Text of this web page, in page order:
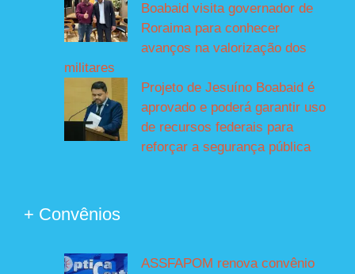
Boabaid visita governador de
Roraima para conhecer
avanços na valorização dos
militares
Projeto de Jesuíno Boabaid é
aprovado e poderá garantir uso
de recursos federais para
reforçar a segurança pública
+ Convênios
ASSFAPOM renova convênio